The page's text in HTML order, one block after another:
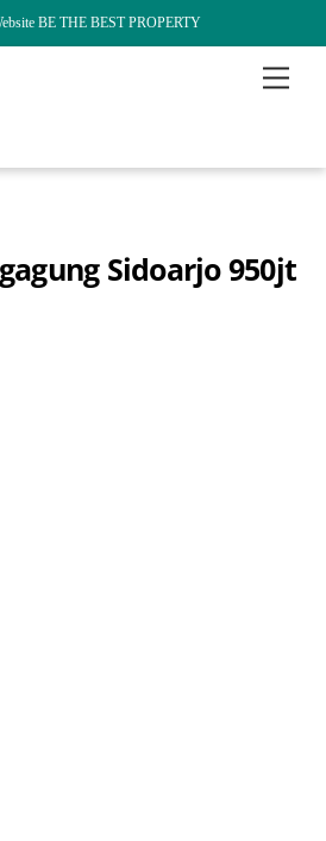
BE THE BEST PROPERTY
Menu
Sidoarjo 950jt